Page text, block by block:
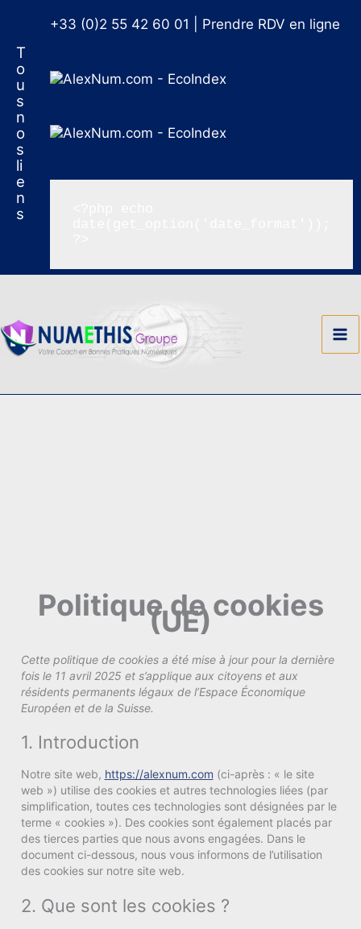
T
o
u
s
n
o
s
li
e
n
s
+33 (0)2 55 42 60 01 Prendre RDV en ligne
Politique de cookies
(UE)
Cette politique de cookies a été mise à jour pour la dernière
fois le 11 avril 2025 et s’applique aux citoyens et aux
résidents permanents légaux de l’Espace Économique
Européen et de la Suisse.
1. Introduction
Notre site web, https://alexnum.com (ci-après : « le site
web ») utilise des cookies et autres technologies liées (par
simplification, toutes ces technologies sont désignées par le
terme « cookies »). Des cookies sont également placés par
des tierces parties que nous avons engagées. Dans le
document ci-dessous, nous vous informons de l’utilisation
des cookies sur notre site web.
2. Que sont les cookies ?